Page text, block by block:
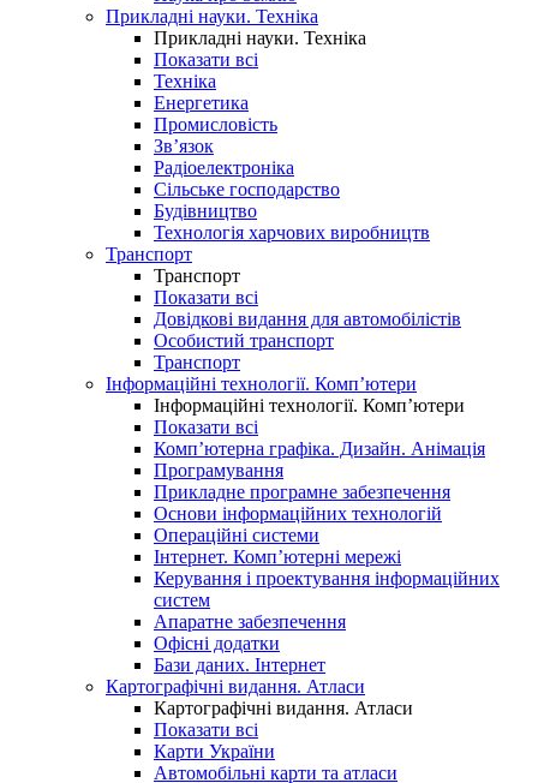
Прикладні науки. Техніка
Прикладні науки. Техніка
Показати всі
Техніка
Енергетика
Промисловість
Зв’язок
Радіоелектроніка
Сільське господарство
Будівництво
Технологія харчових виробництв
Транспорт
Транспорт
Показати всі
Довідкові видання для автомобілістів
Особистий транспорт
Транспорт
Інформаційні технології. Комп’ютери
Інформаційні технології. Комп’ютери
Показати всі
Комп’ютерна графіка. Дизайн. Анімація
Програмування
Прикладне програмне забезпечення
Основи інформаційних технологій
Операційні системи
Інтернет. Комп’ютерні мережі
Керування і проектування інформаційних
систем
Апаратне забезпечення
Офісні додатки
Бази даних. Інтернет
Картографічні видання. Атласи
Картографічні видання. Атласи
Показати всі
Карти України
Автомобільні карти та атласи